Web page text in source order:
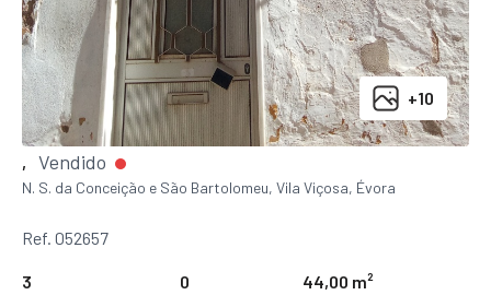
+10
, Vendido
N. S. da Conceição e São Bartolomeu, Vila Viçosa, Évora
Ref. 052657
3
0
44,00 m²